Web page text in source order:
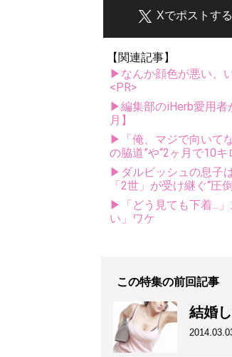
Xでポストする
【関連記事】
▶なんか顔色が悪い、
<PR>
▶編集部のiHerb愛用者
月】
▶「俺、マジで向いて
の脇道”や“2ヶ月で10
▶ダルビッシュの息子
「2世」が受け継ぐ“圧
▶「どう見ても下着...
い」ワケ
この特集の前回記事
結婚